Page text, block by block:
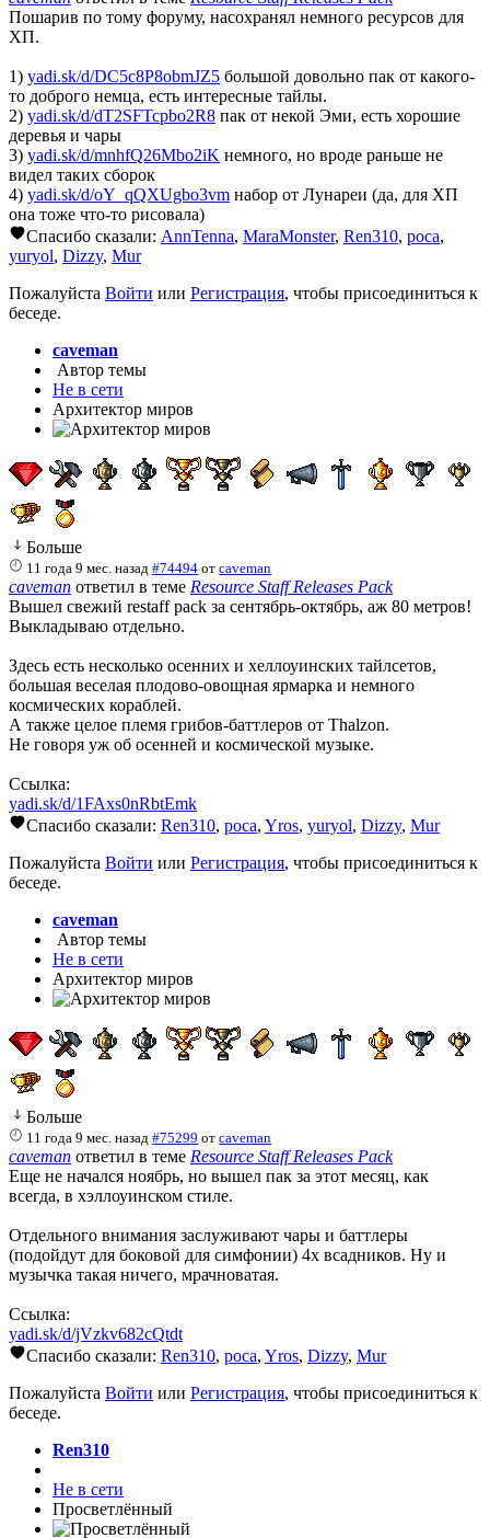
Пошарив по тому форуму, насохранял немного ресурсов для
ХП.
1) yadi.sk/d/DC5c8P8obmJZ5 большой довольно пак от какого-
то доброго немца, есть интересные тайлы.
2) yadi.sk/d/dT2SFTcpbo2R8 пак от некой Эми, есть хорошие
деревья и чары
3) yadi.sk/d/mnhfQ26Mbo2iK немного, но вроде раньше не
видел таких сборок
4) yadi.sk/d/oY_qQXUgbo3vm набор от Лунареи (да, для ХП
она тоже что-то рисовала)
Спасибо сказали: AnnTenna, MaraMonster, Ren310, poca,
yuryol, Dizzy, Mur
Пожалуйста Войти или Регистрация, чтобы присоединиться к
беседе.
caveman
Автор темы
Не в сети
Архитектор миров
Больше
11 года 9 мес. назад #74494 отcaveman
caveman ответил в теме Resource Staff Releases Pack
Вышел свежий restaff pack за сентябрь-октябрь, аж 80 метров!
Выкладываю отдельно.
Здесь есть несколько осенних и хеллоуинских тайлсетов,
большая веселая плодово-овощная ярмарка и немного
космических кораблей.
А также целое племя грибов-баттлеров от Thalzon.
Не говоря уж об осенней и космической музыке.
Ссылка:
yadi.sk/d/1FAxs0nRbtEmk
Спасибо сказали: Ren310, poca, Yros, yuryol, Dizzy, Mur
Пожалуйста Войти или Регистрация, чтобы присоединиться к
беседе.
caveman
Автор темы
Не в сети
Архитектор миров
Больше
11 года 9 мес. назад #75299 отcaveman
caveman ответил в теме Resource Staff Releases Pack
Еще не начался ноябрь, но вышел пак за этот месяц, как
всегда, в хэллоуинском стиле.
Отдельного внимания заслуживают чары и баттлеры
(подойдут для боковой для симфонии) 4х всадников. Ну и
музычка такая ничего, мрачноватая.
Ссылка:
yadi.sk/d/jVzkv682cQtdt
Спасибо сказали: Ren310, poca, Yros, Dizzy, Mur
Пожалуйста Войти или Регистрация, чтобы присоединиться к
беседе.
Ren310
Не в сети
Просветлённый